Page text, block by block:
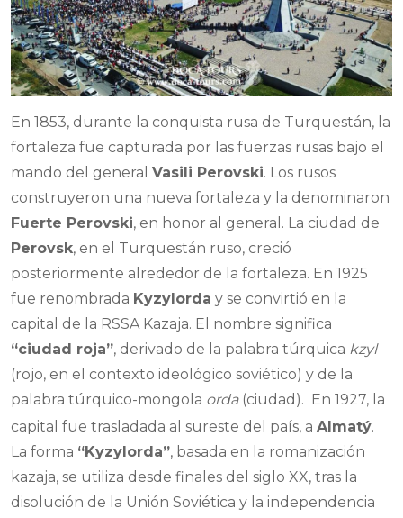
En 1853, durante la conquista rusa de Turquestán, la
fortaleza fue capturada por las fuerzas rusas bajo el
mando del general Vasili Perovski. Los rusos
construyeron una nueva fortaleza y la denominaron
Fuerte Perovski, en honor al general. La ciudad de
Perovsk, en el Turquestán ruso, creció
posteriormente alrededor de la fortaleza. En 1925
fue renombrada Kyzylorda y se convirtió en la
capital de la RSSA Kazaja. El nombre significa
“ciudad roja”, derivado de la palabra túrquica kzyl
(rojo, en el contexto ideológico soviético) y de la
palabra túrquico-mongola orda(ciudad). En 1927, la
capital fue trasladada al sureste del país, a Almatý.
La forma “Kyzylorda”, basada en la romanización
kazaja, se utiliza desde finales del siglo XX, tras la
disolución de la Unión Soviética y la independencia